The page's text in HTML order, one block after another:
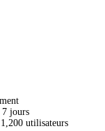
7 jours
utilisateurs